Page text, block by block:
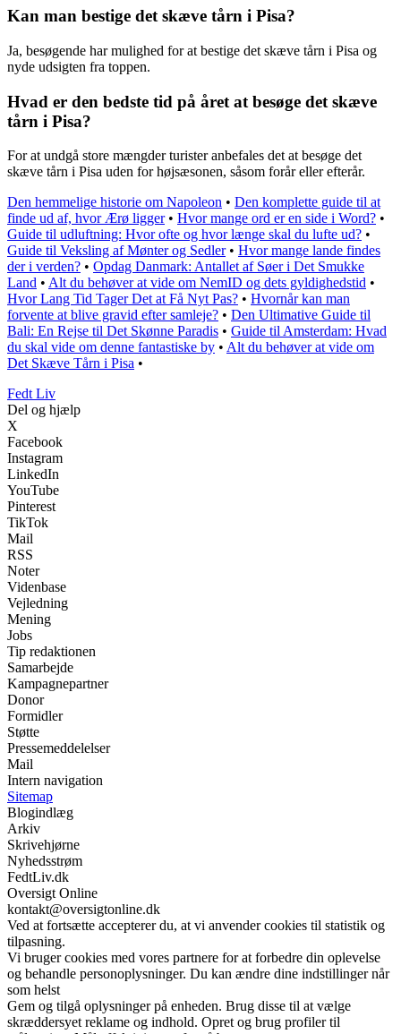
Kan man bestige det skæve tårn i Pisa?
Ja, besøgende har mulighed for at bestige det skæve tårn i Pisa og
nyde udsigten fra toppen.
Hvad er den bedste tid på året at besøge det skæve
tårn i Pisa?
For at undgå store mængder turister anbefales det at besøge det
skæve tårn i Pisa uden for højsæsonen, såsom forår eller efterår.
Den hemmelige historie om Napoleon • Den komplette guide til at
finde ud af, hvor Ærø ligger• Hvor mange ord er en side i Word? •
Guide til udluftning: Hvor ofte og hvor længe skal du lufte ud? •
Guide til Veksling af Mønter og Sedler• Hvor mange lande findes
der i verden? • Opdag Danmark: Antallet af Søer i Det Smukke
Land • Alt du behøver at vide om NemID og dets gyldighedstid •
Hvor Lang Tid Tager Det at Få Nyt Pas? • Hvornår kan man
forvente at blive gravid efter samleje? • Den Ultimative Guide til
Bali: En Rejse til Det Skønne Paradis • Guide til Amsterdam: Hvad
du skal vide om denne fantastiske by • Alt du behøver at vide om
Det Skæve Tårn i Pisa •
Fedt Liv
Del og hjælp
X
Facebook
Instagram
LinkedIn
YouTube
Pinterest
TikTok
Mail
RSS
Noter
Videnbase
Vejledning
Mening
Jobs
Tip redaktionen
Samarbejde
Kampagnepartner
Donor
Formidler
Støtte
Pressemeddelelser
Mail
Intern navigation
Sitemap
Blogindlæg
Arkiv
Skrivehjørne
Nyhedsstrøm
FedtLiv.dk
Oversigt Online
kontakt@oversigtonline.dk
Ved at fortsætte accepterer du, at vi anvender cookies til statistik og
tilpasning.
Vi bruger cookies med vores partnere for at forbedre din oplevelse
og behandle personoplysninger. Du kan ændre dine indstillinger når
som helst
Gem og tilgå oplysninger på enheden. Brug disse til at vælge
skræddersyet reklame og indhold. Opret og brug profiler til